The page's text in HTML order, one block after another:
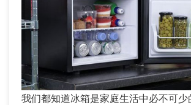
我们都知道冰箱是家庭生活中必不可少